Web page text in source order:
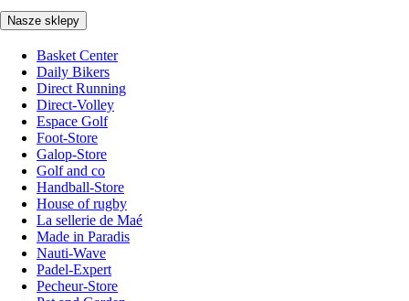
Nasze sklepy
Basket Center
Daily Bikers
Direct Running
Direct-Volley
Espace Golf
Foot-Store
Galop-Store
Golf and co
Handball-Store
House of rugby
La sellerie de Maé
Made in Paradis
Nauti-Wave
Padel-Expert
Pecheur-Store